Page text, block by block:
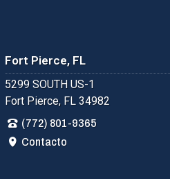
Fort Pierce, FL
5299 SOUTH US-1
Fort Pierce, FL 34982
(772) 801-9365
Contacto